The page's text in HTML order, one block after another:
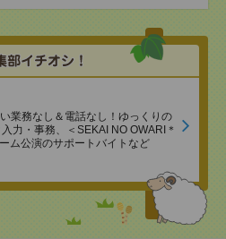
い業務なし＆電話なし！ゆっくりの
力・事務、＜SEKAI NO OWARI＊
ム公演のサポートバイトなど